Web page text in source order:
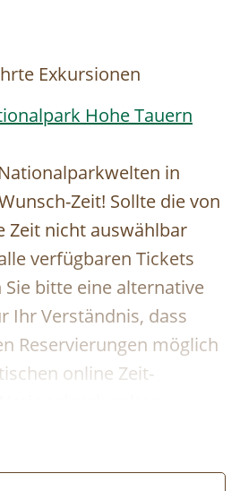
Exkursionen
Hohe Tauern
in
Zeit! Sollte die von
Zeit nicht auswählbar
verfügbaren Tickets
bitte eine alternative
Ihr Verständnis, dass
Reservierungen möglich
online Zeit-
einem garantierten